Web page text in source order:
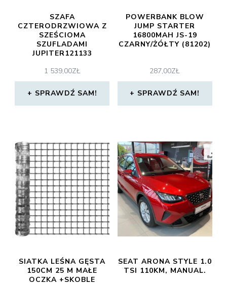
SZAFA
CZTERODRZWIOWA Z
SZEŚCIOMA
SZUFLADAMI
JUPITER121133
1 539,00ZŁ
SPRAWDŹ SAM!
POWERBANK BLOW
JUMP STARTER
16800MAH JS-19
CZARNY/ŻÓŁTY (81202)
287,00ZŁ
SPRAWDŹ SAM!
SIATKA LEŚNA GĘSTA
150CM 25 M MAŁE
OCZKA +SKOBLE
SEAT ARONA STYLE 1.0
TSI 110KM, MANUAL.